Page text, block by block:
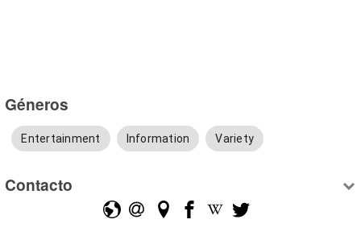
Géneros
Entertainment Information Variety
Contacto